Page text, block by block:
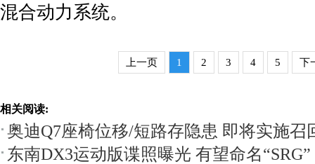
混合动力系统。
上一页 1 2 3 4 5 下
相关阅读:
奥迪Q7座椅位移/短路存隐患 即将实施召
东南DX3运动版谍照曝光 有望命名“SRG”